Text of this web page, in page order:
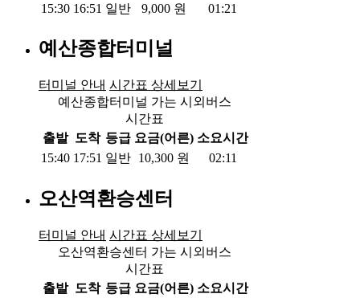
15:30 16:51 일반 9,000 원 01:21
예산종합터미널
터미널 안내 시간표 상세보기
예산종합터미널 가는 시외버스
시간표
출발 도착 등급 요금(어른) 소요시간
15:40 17:51 일반 10,300 원 02:11
오산역환승센터
터미널 안내 시간표 상세보기
오산역환승센터 가는 시외버스
시간표
출발 도착 등급 요금(어른) 소요시간